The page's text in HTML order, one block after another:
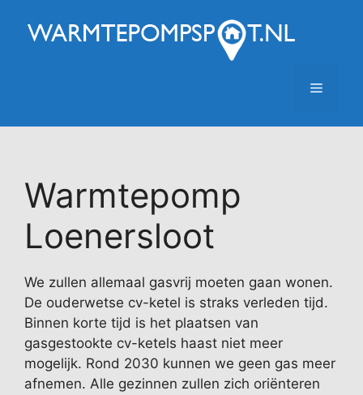
naar
Menu
Warmtepomp
Loenersloot
We zullen allemaal gasvrij moeten gaan wonen.
De ouderwetse cv-ketel is straks verleden tijd.
Binnen korte tijd is het plaatsen van
gasgestookte cv-ketels haast niet meer
mogelijk. Rond 2030 kunnen we geen gas meer
afnemen. Alle gezinnen zullen zich oriënteren